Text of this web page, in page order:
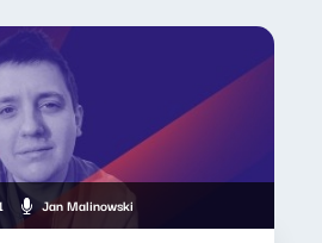
Jan Malinowski